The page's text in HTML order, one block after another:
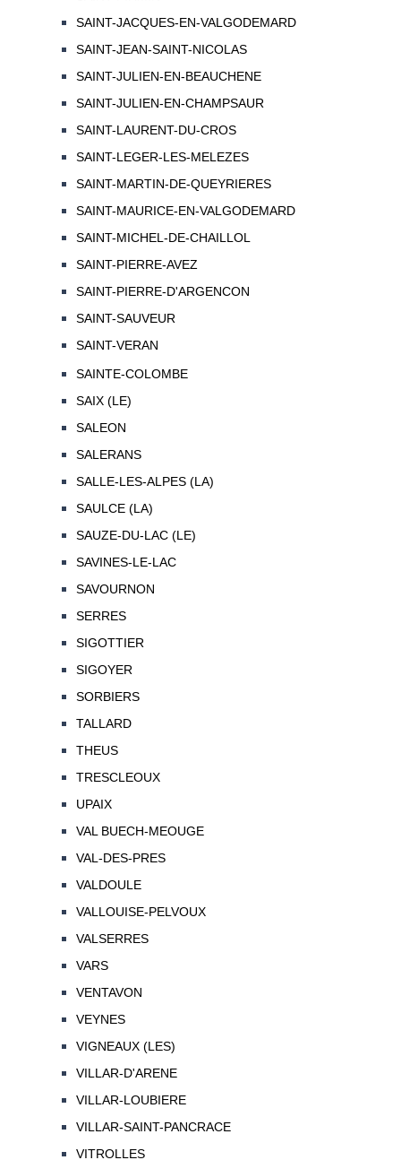
SAINT-JACQUES-EN-VALGODEMARD
SAINT-JEAN-SAINT-NICOLAS
SAINT-JULIEN-EN-BEAUCHENE
SAINT-JULIEN-EN-CHAMPSAUR
SAINT-LAURENT-DU-CROS
SAINT-LEGER-LES-MELEZES
SAINT-MARTIN-DE-QUEYRIERES
SAINT-MAURICE-EN-VALGODEMARD
SAINT-MICHEL-DE-CHAILLOL
SAINT-PIERRE-AVEZ
SAINT-PIERRE-D'ARGENCON
SAINT-SAUVEUR
SAINT-VERAN
SAINTE-COLOMBE
SAIX (LE)
SALEON
SALERANS
SALLE-LES-ALPES (LA)
SAULCE (LA)
SAUZE-DU-LAC (LE)
SAVINES-LE-LAC
SAVOURNON
SERRES
SIGOTTIER
SIGOYER
SORBIERS
TALLARD
THEUS
TRESCLEOUX
UPAIX
VAL BUECH-MEOUGE
VAL-DES-PRES
VALDOULE
VALLOUISE-PELVOUX
VALSERRES
VARS
VENTAVON
VEYNES
VIGNEAUX (LES)
VILLAR-D'ARENE
VILLAR-LOUBIERE
VILLAR-SAINT-PANCRACE
VITROLLES